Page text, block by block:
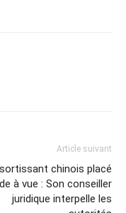
Article suivant
chinois placé
à vue : Son conseiller
juridique interpelle les